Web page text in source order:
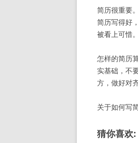
简历很重要
简历写得好
被看上可惜
怎样的简历
实基础，不
方，做好对
关于如何写
猜你喜欢: